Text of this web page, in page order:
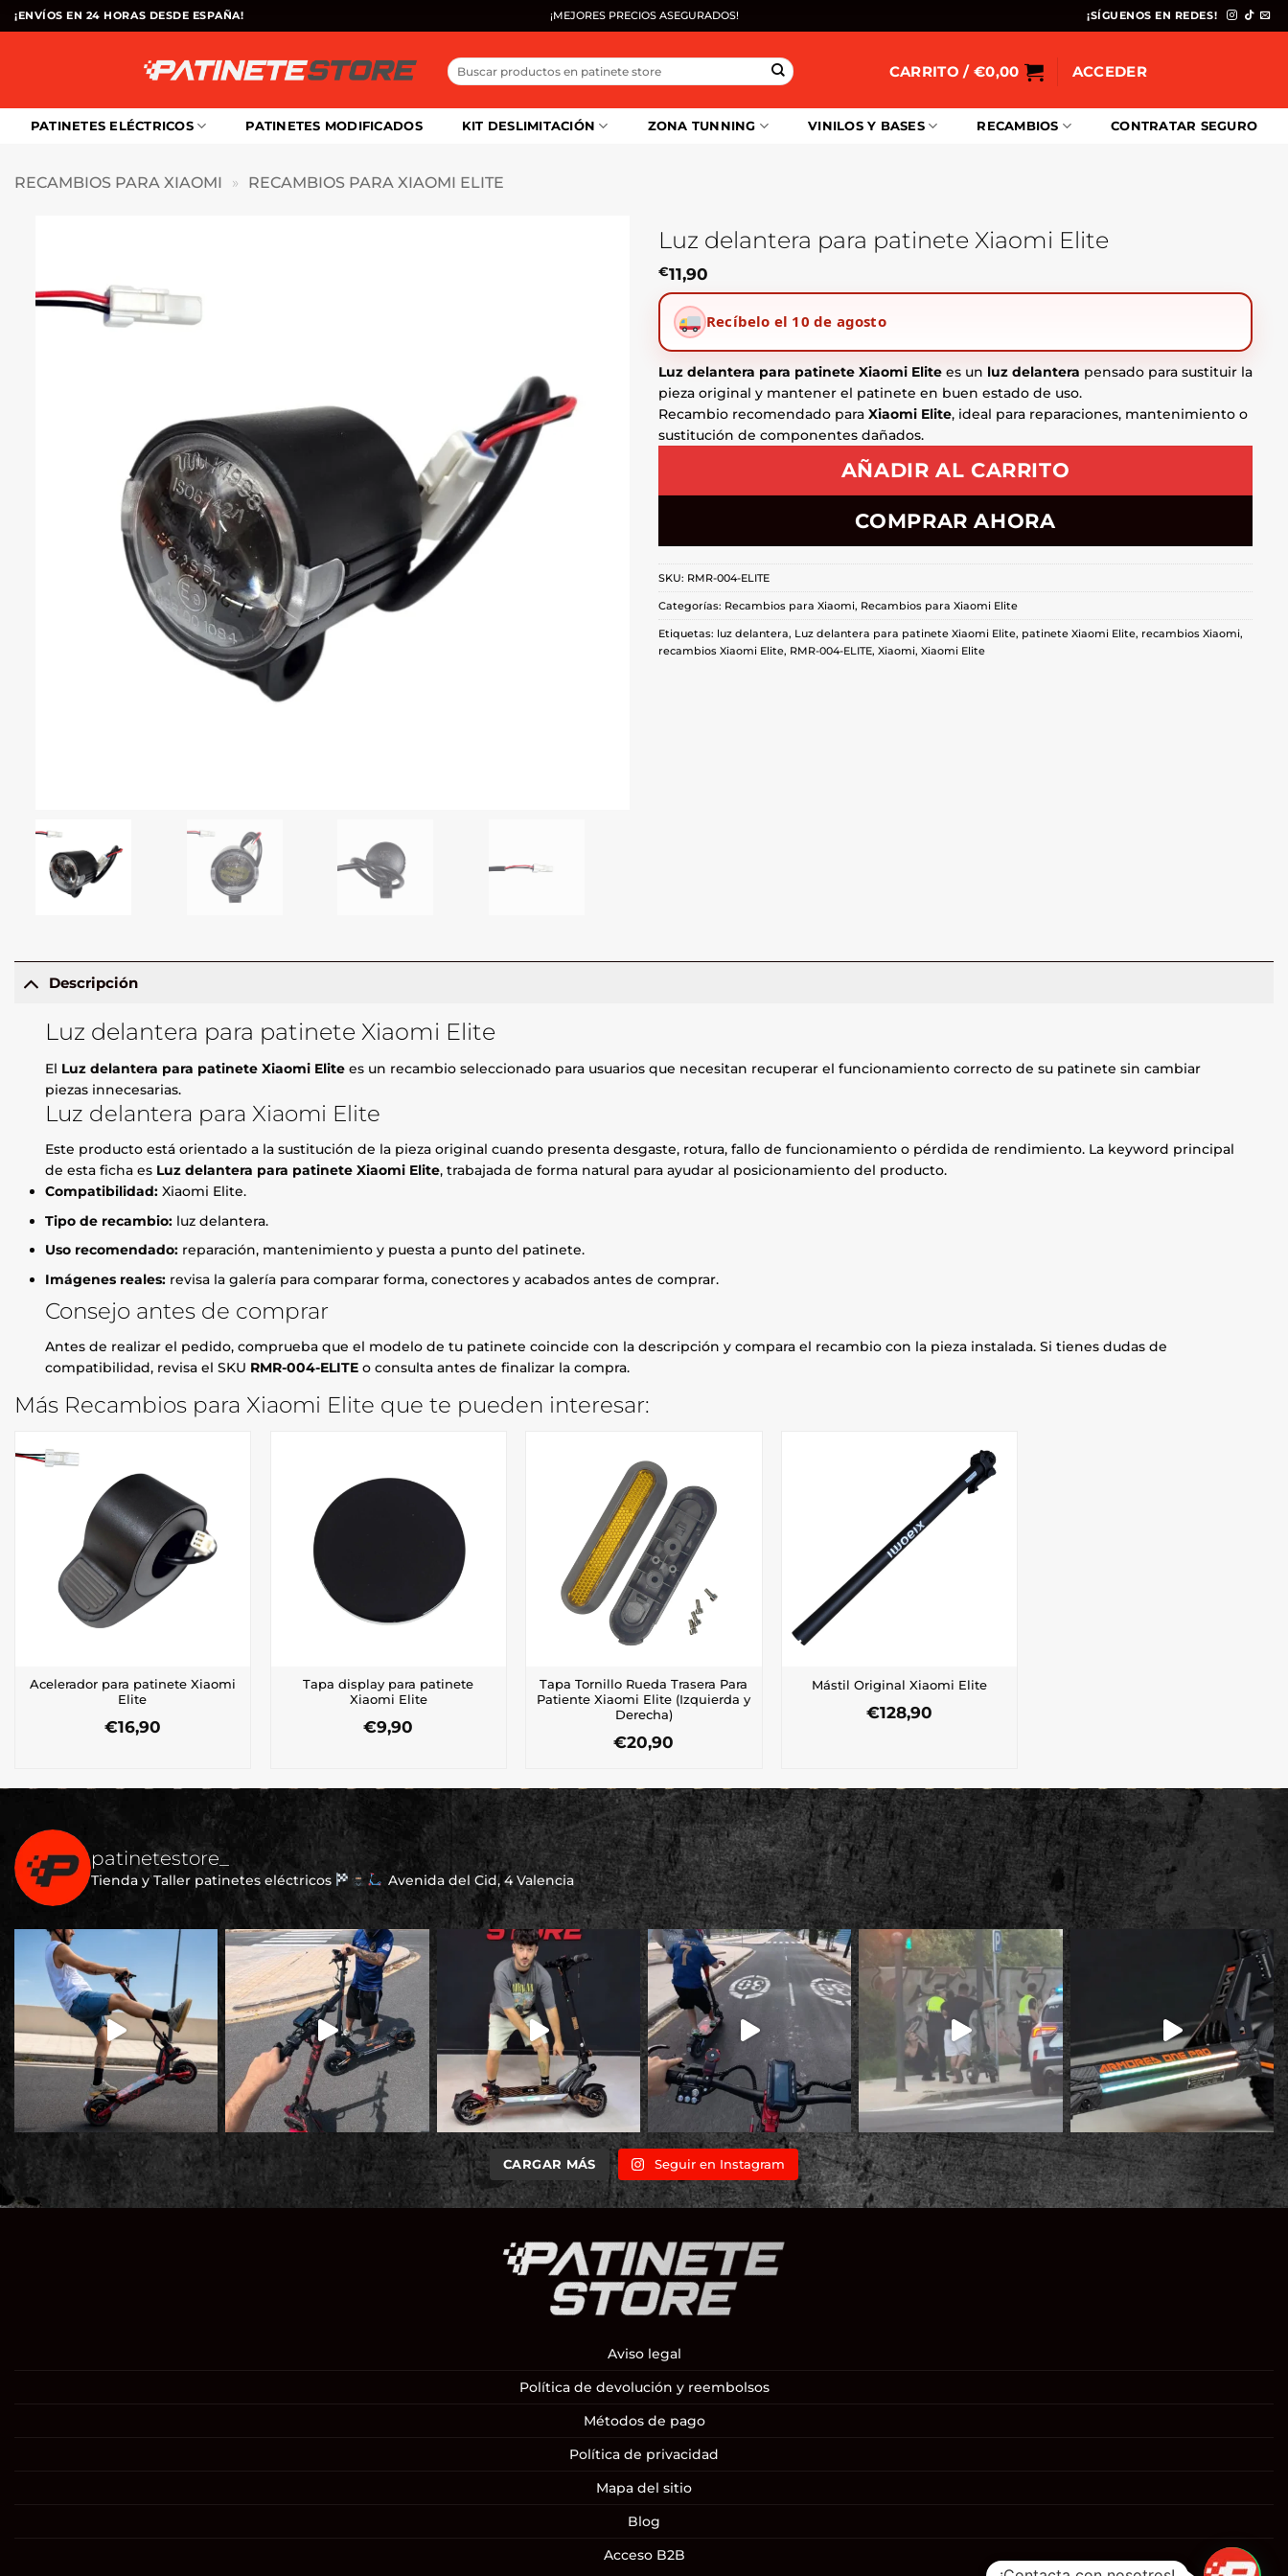
Saltar
al
¡ENVÍOS EN 24 HORAS DESDE ESPAÑA! ¡MEJORES PRECIOS ASEGURADOS! ¡SÍGUENOS EN REDES!
Buscar
por:
CARRITO / €0,00 ACCEDER
PATINETES ELÉCTRICOS PATINETES MODIFICADOS KIT DESLIMITACIÓN ZONA TUNNING VINILOS Y BASES RECAMBIOS CONTRATAR SEGURO
RECAMBIOS PARA XIAOMI » RECAMBIOS PARA XIAOMI ELITE
Luz delantera para patinete Xiaomi Elite
€11,90
Recíbelo el 10 de agosto
Luz delantera para patinete Xiaomi Elite es un luz delantera pensado para sustituir la
pieza original y mantener el patinete en buen estado de uso.
Recambio recomendado para Xiaomi Elite, ideal para reparaciones, mantenimiento o
sustitución de componentes dañados.
AÑADIR AL CARRITO
COMPRAR AHORA
SKU: RMR-004-ELITE
Categorías: Recambios para Xiaomi, Recambios para Xiaomi Elite
Etiquetas: luz delantera, Luz delantera para patinete Xiaomi Elite, patinete Xiaomi Elite, recambios Xiaomi,
recambios Xiaomi Elite, RMR-004-ELITE, Xiaomi, Xiaomi Elite
Descripción
Luz delantera para patinete Xiaomi Elite
El Luz delantera para patinete Xiaomi Elite es un recambio seleccionado para usuarios que necesitan recuperar el funcionamiento correcto de su patinete sin cambiar
piezas innecesarias.
Luz delantera para Xiaomi Elite
Este producto está orientado a la sustitución de la pieza original cuando presenta desgaste, rotura, fallo de funcionamiento o pérdida de rendimiento. La keyword principal
de esta ficha es Luz delantera para patinete Xiaomi Elite, trabajada de forma natural para ayudar al posicionamiento del producto.
Compatibilidad: Xiaomi Elite.
Tipo de recambio: luz delantera.
Uso recomendado: reparación, mantenimiento y puesta a punto del patinete.
Imágenes reales: revisa la galería para comparar forma, conectores y acabados antes de comprar.
Consejo antes de comprar
Antes de realizar el pedido, comprueba que el modelo de tu patinete coincide con la descripción y compara el recambio con la pieza instalada. Si tienes dudas de
compatibilidad, revisa el SKU RMR-004-ELITE o consulta antes de finalizar la compra.
Más Recambios para Xiaomi Elite que te pueden interesar:
Acelerador para patinete Xiaomi
Elite
€16,90
Tapa display para patinete
Xiaomi Elite
€9,90
Tapa Tornillo Rueda Trasera Para
Patiente Xiaomi Elite (Izquierda y
Derecha)
€20,90
Mástil Original Xiaomi Elite
€128,90
patinetestore_
Tienda y Taller patinetes eléctricos Avenida del Cid, 4 Valencia
CARGAR MÁS Seguir en Instagram
Aviso legal
Política de devolución y reembolsos
Métodos de pago
Política de privacidad
Mapa del sitio
Blog
Acceso B2B